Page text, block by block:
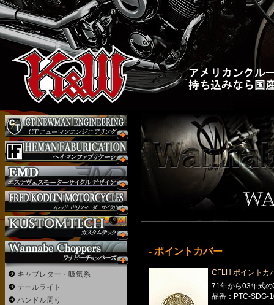
- ポイントカバー
CFLH ポイントカ
71年から03年式
品番：PTC-SDG-
キャブレター・吸気系
テールライト
ハンドル周り